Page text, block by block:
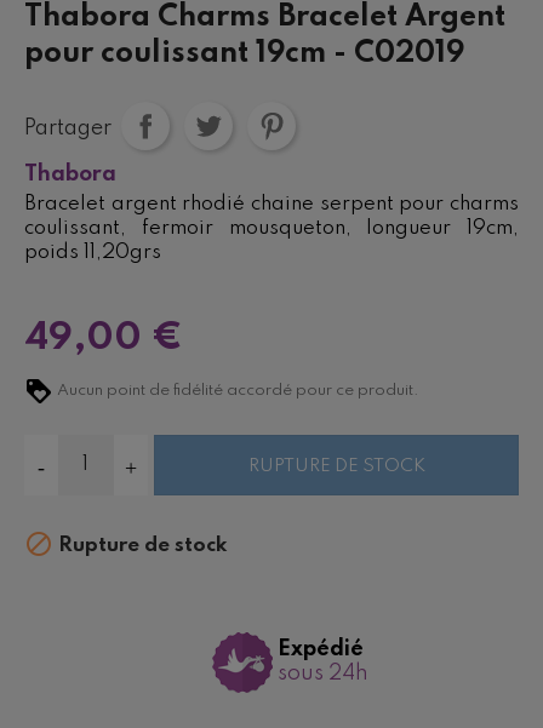
Thabora Charms Bracelet Argent
pour coulissant 19cm - C02019
Partager
Thabora
Bracelet argent rhodié chaine serpent pour charms
coulissant, fermoir mousqueton, longueur 19cm,
poids 11,20grs
49,00 €
Aucun point de fidélité accordé pour ce produit.
RUPTURE DE STOCK
 Rupture de stock
Expédié
sous 24h